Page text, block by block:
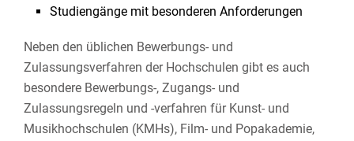
Studiengänge mit besonderen Anforderungen
Neben den üblichen Bewerbungs- und
Zulassungsverfahren der Hochschulen gibt es auch
besondere Bewerbungs-, Zugangs- und
Zulassungsregeln und -verfahren für Kunst- und
Musikhochschulen (KMHs), Film- und Popakademie,